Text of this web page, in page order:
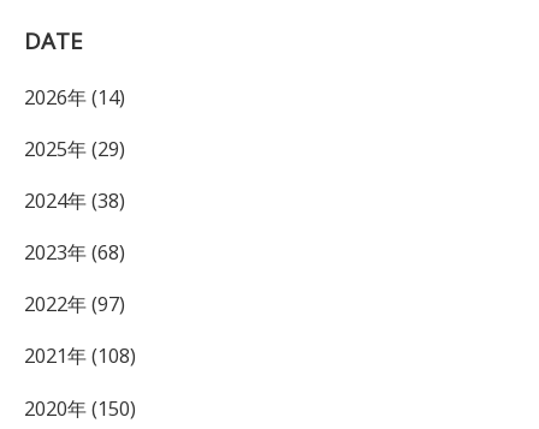
DATE
2026年 (14)
2025年 (29)
2024年 (38)
2023年 (68)
2022年 (97)
2021年 (108)
2020年 (150)